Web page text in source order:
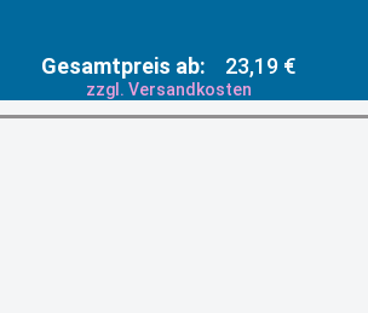
Gesamtpreis ab: 23,19 €
zzgl. Versandkosten